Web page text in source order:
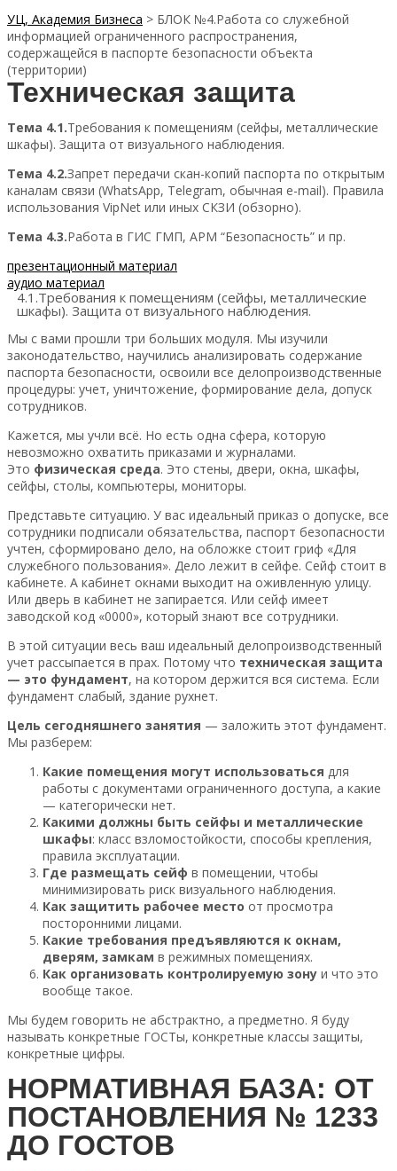
УЦ, Академия Бизнеса > БЛОК №4.Работа со служебной
информацией ограниченного распространения,
содержащейся в паспорте безопасности объекта
(территории)
Техническая защита
Тема 4.1.Требования к помещениям (сейфы, металлические
шкафы). Защита от визуального наблюдения.
Тема 4.2.Запрет передачи скан-копий паспорта по открытым
каналам связи (WhatsApp, Telegram, обычная e-mail). Правила
использования VipNet или иных СКЗИ (обзорно).
Тема 4.3.Работа в ГИС ГМП, АРМ “Безопасность” и пр.
презентационный материал
аудио материал
4.1.Требования к помещениям (сейфы, металлические
шкафы). Защита от визуального наблюдения.
Мы с вами прошли три больших модуля. Мы изучили
законодательство, научились анализировать содержание
паспорта безопасности, освоили все делопроизводственные
процедуры: учет, уничтожение, формирование дела, допуск
сотрудников.
Кажется, мы учли всё. Но есть одна сфера, которую
невозможно охватить приказами и журналами.
Это физическая среда. Это стены, двери, окна, шкафы,
сейфы, столы, компьютеры, мониторы.
Представьте ситуацию. У вас идеальный приказ о допуске, все
сотрудники подписали обязательства, паспорт безопасности
учтен, сформировано дело, на обложке стоит гриф «Для
служебного пользования». Дело лежит в сейфе. Сейф стоит в
кабинете. А кабинет окнами выходит на оживленную улицу.
Или дверь в кабинет не запирается. Или сейф имеет
заводской код «0000», который знают все сотрудники.
В этой ситуации весь ваш идеальный делопроизводственный
учет рассыпается в прах. Потому что техническая защита
— это фундамент, на котором держится вся система. Если
фундамент слабый, здание рухнет.
Цель сегодняшнего занятия — заложить этот фундамент.
Мы разберем:
Какие помещения могут использоваться для
работы с документами ограниченного доступа, а какие
— категорически нет.
Какими должны быть сейфы и металлические
шкафы: класс взломостойкости, способы крепления,
правила эксплуатации.
Где размещать сейф в помещении, чтобы
минимизировать риск визуального наблюдения.
Как защитить рабочее место от просмотра
посторонними лицами.
Какие требования предъявляются к окнам,
дверям, замкам в режимных помещениях.
Как организовать контролируемую зону и что это
вообще такое.
Мы будем говорить не абстрактно, а предметно. Я буду
называть конкретные ГОСТы, конкретные классы защиты,
конкретные цифры.
НОРМАТИВНАЯ БАЗА: ОТ
ПОСТАНОВЛЕНИЯ № 1233
ДО ГОСТОВ